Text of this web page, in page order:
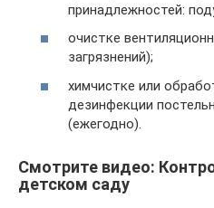
принадлежностей:
очистке
загрязнений);
химчистке или
дезинфекции
(ежегодно).
Смотрите видео:
детском саду